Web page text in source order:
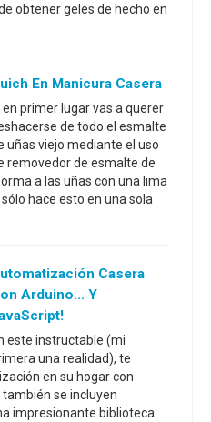
obtener geles de hecho en
En Manicura Casera
en primer lugar vas a querer
de todo el esmalte
uñas viejo mediante el uso
removedor de esmalte de
a las uñas con una lima
hace esto en una sola
Casera
Arduino... Y
este instructable (mi
una realidad), te
en su hogar con
también se incluyen
impresionante biblioteca